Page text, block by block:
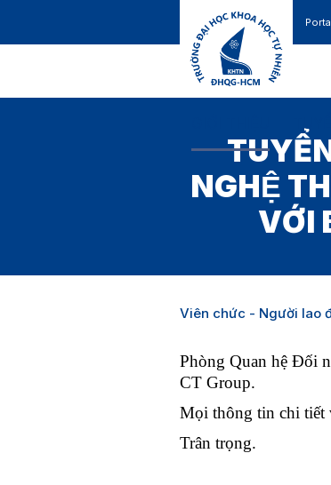
NGHỆ
VỚI
Viên chức - Người lao
Phòng Quan hệ Đối
CT Group.
Mọi thông tin chi tiết
Trân trọng.